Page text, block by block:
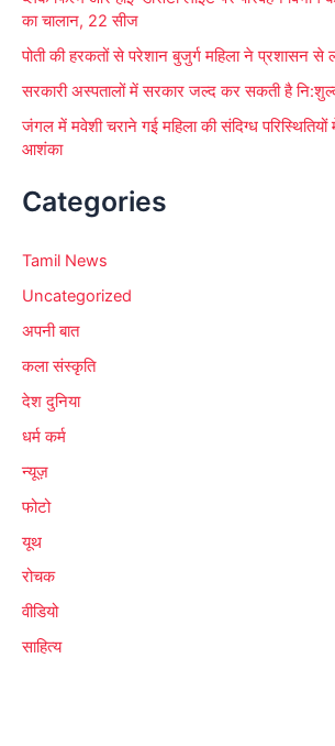
का चालान, 22 सीज
पोती की हरकतों से परेशान बुजुर्ग महिला ने प्रशासन से
सरकारी अस्पतालों में सरकार जल्द कर सकती है
जंगल में मवेशी चराने गई महिला की संदिग्ध
आशंका
Categories
Tamil News
Uncategorized
अपनी बात
कला संस्कृति
देश दुनिया
धर्म कर्म
न्यूज़
फोटो
यूथ
रोचक
वीडियो
साहित्य